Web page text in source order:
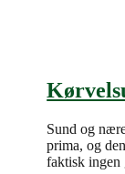
Sund og
prima, og
faktisk ingen